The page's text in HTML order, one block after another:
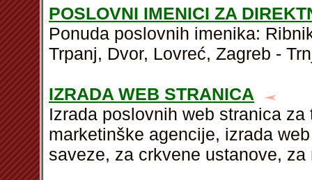
POSLOVNI IMENICI ZA
Ponuda poslovnih imenika:
Trpanj, Dvor, Lovreć, Zagreb -
IZRADA WEB STRANICA
Izrada poslovnih web stranica
marketinške agencije, izrada
saveze, za crkvene ustanove,